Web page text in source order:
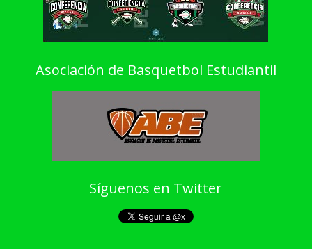
Asociación de Basquetbol Estudiantil
Síguenos en Twitter